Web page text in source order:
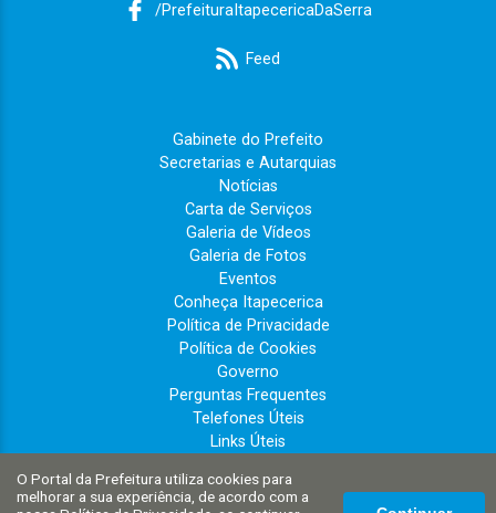
/PrefeituraItapecericaDaSerra
Feed
Gabinete do Prefeito
Secretarias e Autarquias
Notícias
Carta de Serviços
Galeria de Vídeos
Galeria de Fotos
Eventos
Conheça Itapecerica
Política de Privacidade
Política de Cookies
Governo
Perguntas Frequentes
Telefones Úteis
Links Úteis
Portal do Cidadão
O Portal da Prefeitura utiliza cookies para
melhorar a sua experiência, de acordo com a